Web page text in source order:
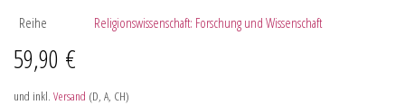
Reihe
Religionswissenschaft: Forschung und Wissenschaft
59,90 €
und inkl. Versand (D, A, CH)